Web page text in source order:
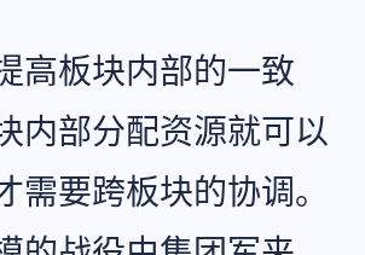
高板块内部的一致
内部分配资源就可以
需要跨板块的协调。